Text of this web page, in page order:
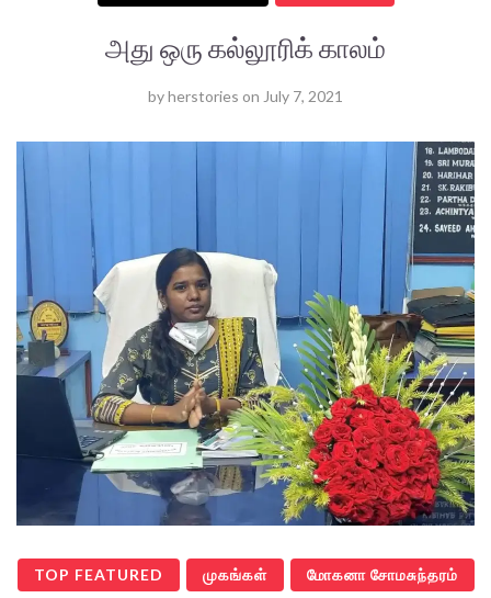
அது ஒரு கல்லூரிக் காலம்
byherstories on July 7, 2021
TOP FEATURED முகங்கள் மோகனா சோமசுந்தரம்